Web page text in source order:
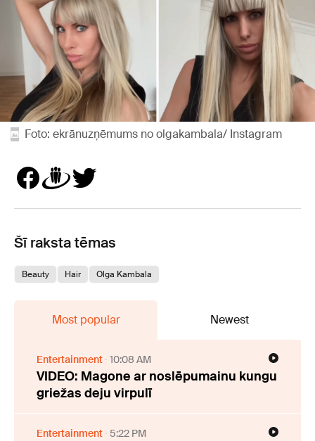
Foto: ekrānuzņēmums no olgakambala/ Instagram
Šī raksta tēmas
Beauty Hair Olga Kambala
Most popular Newest
Entertainment 10:08 AM
VIDEO: Magone ar noslēpumainu kungu
griežas deju virpulī
Entertainment 5:22 PM